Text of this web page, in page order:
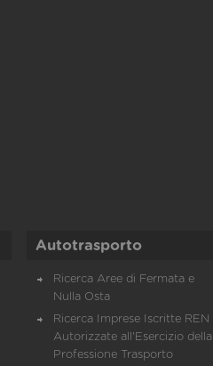
Autotrasporto
Ricerca Aree di Fermata e
Nulla Osta
Ricerca Imprese Iscritte REN
Autorizzate all'Esercizio della
Professione Trasporto